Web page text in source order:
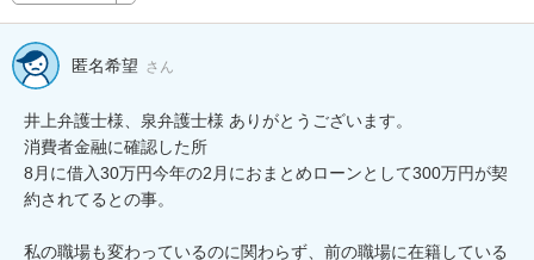
匿名希望 さん
井上弁護士様、泉弁護士様 ありがとうございます。
消費者金融に確認した所
8月に借入30万円今年の2月におまとめローンとして300万円が契
約されてるとの事。
私の職場も変わっているのに関わらず、前の職場に在籍している